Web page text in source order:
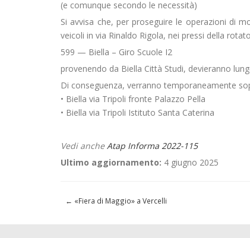
(e comunque secondo le necessità)
Si avvisa che, per proseguire le operazioni di
veicoli in via Rinaldo Rigola, nei pressi della
599 — Biella – Giro Scuole I2
provenendo da Biella Città Studi, devieranno
Di conseguenza, verranno temporaneamente
• Biella via Tripoli fronte Palazzo Pella
• Biella via Tripoli Istituto Santa Caterina
Vedi ancheAtap Informa 2022-115
Ultimo aggiornamento: 4 giugno 2025
← «Fiera di Maggio» a Vercelli